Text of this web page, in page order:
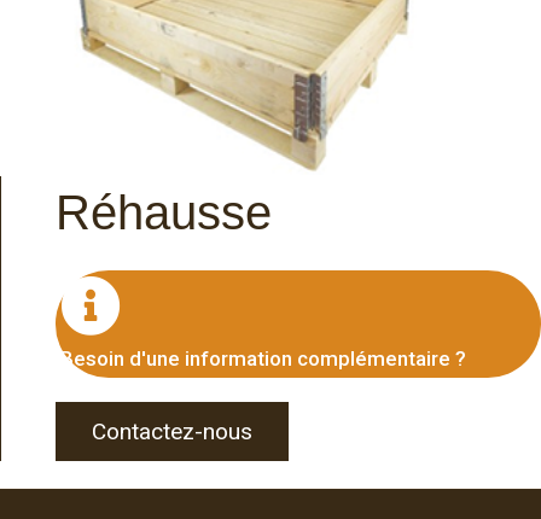
Réhausse
Besoin d'une information complémentaire ?
Contactez-nous